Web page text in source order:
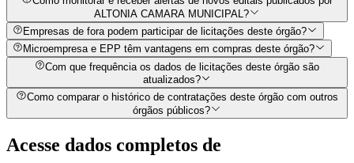
ALTONIA CAMARA MUNICIPAL?
Empresas de fora podem participar de licitações deste órgão?
Microempresa e EPP têm vantagens em compras deste órgão?
Com que frequência os dados de licitações deste órgão são
atualizados?
Como comparar o histórico de contratações deste órgão com outros
órgãos públicos?
Acesse dados completos de